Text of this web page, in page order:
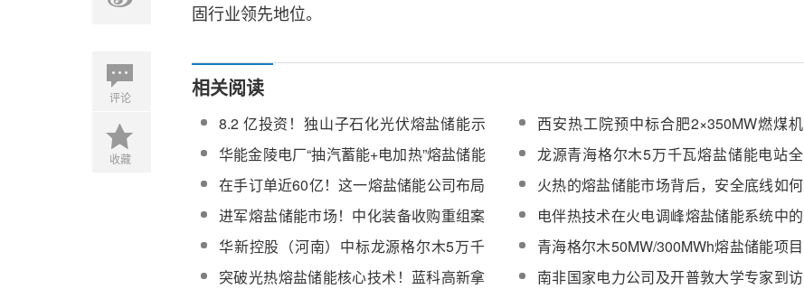
固行业领先地位。
评论
收藏
相关阅读
8.2 亿投资！独山子石化光伏熔盐储能示
范项目正式开工
西安热工院预中标合肥2×350MW燃煤机
组电加热熔盐储能提升机组灵活性改造项
目初步设计
华能金陵电厂“抽汽蓄能+电加热”熔盐储能
项目可行性研究及报告编制服务采购
龙源青海格尔木5万千瓦熔盐储能电站全
厂委托运维服务公开招标
在手订单近60亿！这一熔盐储能公司布局
“AI+能源”
火热的熔盐储能市场背后，安全底线如何
守？
进军熔盐储能市场！中化装备收购重组案
获受理！
电伴热技术在火电调峰熔盐储能系统中的
关键作用研究
华新控股（河南）中标龙源格尔木5万千
瓦熔盐储能电站全厂委托运维服务
青海格尔木50MW/300MWh熔盐储能项目
国产中低压阀门采购
突破光热熔盐储能核心技术！蓝科高新拿
南非国家电力公司及开普敦大学专家到访